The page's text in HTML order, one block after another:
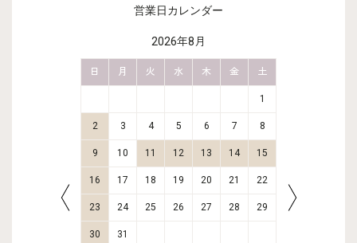
営業日カレンダー
2026年8月
日 月 火 水 木 金 土
1
2 3 4 5 6 7 8
9 10 11 12 13 14 15
16 17 18 19 20 21 22
23 24 25 26 27 28 29
30 31